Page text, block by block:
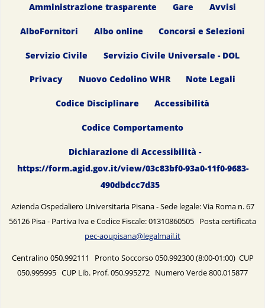
Amministrazione trasparente Gare Avvisi
AlboFornitori Albo online Concorsi e Selezioni
Servizio Civile Servizio Civile Universale - DOL
Privacy Nuovo Cedolino WHR Note Legali
Codice Disciplinare Accessibilità
Codice Comportamento
Dichiarazione di Accessibilità -
https://form.agid.gov.it/view/03c83bf0-93a0-11f0-9683-
490dbdcc7d35
Azienda Ospedaliero Universitaria Pisana - Sede legale: Via Roma n. 67
56126 Pisa - Partiva Iva e Codice Fiscale: 01310860505 Posta certificata
pec-aoupisana@legalmail.it
Centralino 050.992111 Pronto Soccorso 050.992300 (8:00-01:00) CUP
050.995995 CUP Lib. Prof. 050.995272 Numero Verde 800.015877